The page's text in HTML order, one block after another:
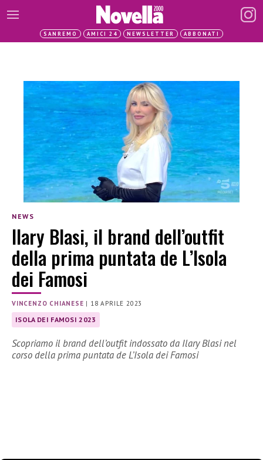
SANREMO AMICI 24 NEWSLETTER ABBONATI
NEWS
Ilary Blasi, il brand dell’outfit
della prima puntata de L’Isola
dei Famosi
VINCENZO CHIANESE | 18 APRILE 2023
ISOLA DEI FAMOSI 2023
Scopriamo il brand dell’outfit indossato da Ilary Blasi nel
corso della prima puntata de L’Isola dei Famosi